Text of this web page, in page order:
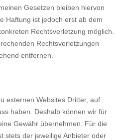
Gesetzen bleiben hiervon
Haftung ist jedoch erst ab dem
Rechtsverletzung möglich.
Rechtsverletzungen
entfernen.
externen Websites Dritter, auf
haben. Deshalb können wir für
Gewähr übernehmen. Für die
stets der jeweilige Anbieter oder